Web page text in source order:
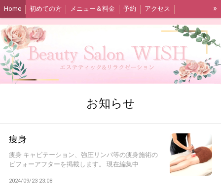
Home 初めての方 メニュー＆料金 予約 アクセス
スタッフ紹介＆ブログ 必読事項
»
お知らせ
痩身
痩身 キャビテーション、強圧リンパ等の痩身施術の
ビフォーアフターを掲載します。 現在編集中
2024/09/23 23:08